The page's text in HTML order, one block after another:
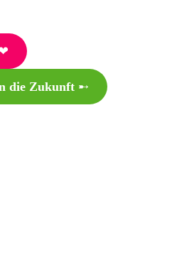
die Zukunft➸